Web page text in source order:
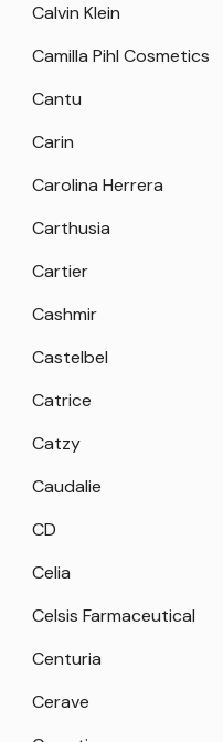
Calvin Klein
Camilla Pihl Cosmetics
Cantu
Carin
Carolina Herrera
Carthusia
Cartier
Cashmir
Castelbel
Catrice
Catzy
Caudalie
CD
Celia
Celsis Farmaceutical
Centuria
Cerave